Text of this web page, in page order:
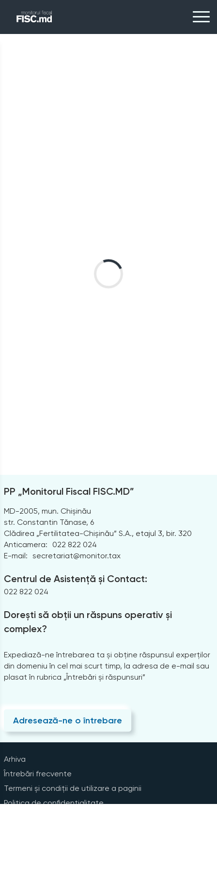
PP „Monitorul Fiscal FISC.MD”
MD-2005, mun. Chișinău
str. Constantin Tănase, 6
Clădirea „Fertilitatea-Chișinău” S.A., etajul 3, bir. 320
Anticamera:
022 822 024
E-mail: secretariat@monitor.tax
Centrul de Asistență și Contact:
022 822 024
Dorești să obții un răspuns operativ și
complex?
Expediază-ne întrebarea ta și obține răspunsul experților
din domeniu în cel mai scurt timp, la adresa de e-mail sau
plasat în rubrica „Întrebări și răspunsuri”
Adresează-ne o întrebare
Arhiva
Întrebări frecvente
Termeni și condiții de utilizare a paginii
Politica de confidențialitate